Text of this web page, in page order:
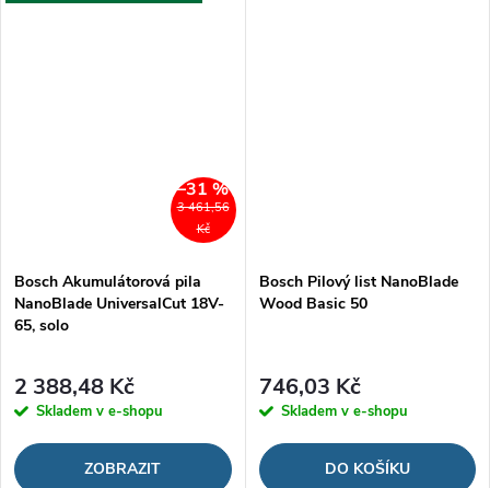
3 461,56
Kč
–31 %
Bosch Akumulátorová pila
NanoBlade UniversalCut 18V-
65, solo
2 388,48 Kč
Skladem v e-shopu
ZOBRAZIT
Bosch Pilový list NanoBlade
Wood Basic 50
746,03 Kč
Skladem v e-shopu
DO KOŠÍKU